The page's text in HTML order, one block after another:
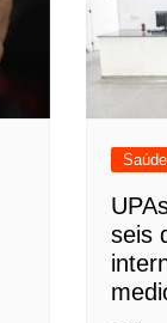
Saúde
seis